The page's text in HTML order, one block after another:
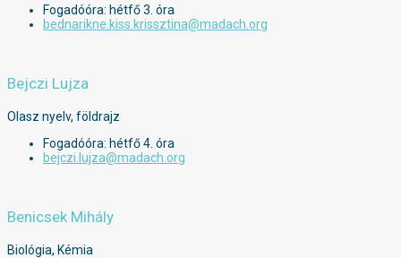
Fogadóóra: hétfő 3. óra
bednarikne.kiss.krissztina@madach.org
Bejczi Lujza
Olasz nyelv, földrajz
Fogadóóra: hétfő 4. óra
bejczi.lujza@madach.org
Benicsek Mihály
Biológia, Kémia